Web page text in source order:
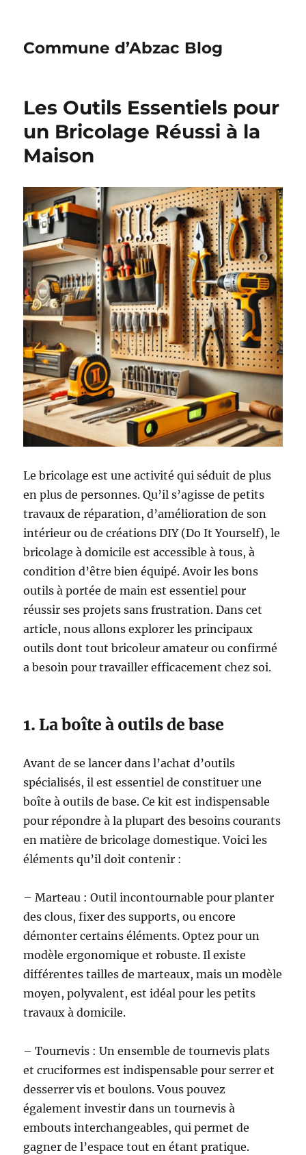
Commune d’Abzac Blog
Les Outils Essentiels pour
un Bricolage Réussi à la
Maison
Le bricolage est une activité qui séduit de plus
en plus de personnes. Qu’il s’agisse de petits
travaux de réparation, d’amélioration de son
intérieur ou de créations DIY (Do It Yourself), le
bricolage à domicile est accessible à tous, à
condition d’être bien équipé. Avoir les bons
outils à portée de main est essentiel pour
réussir ses projets sans frustration. Dans cet
article, nous allons explorer les principaux
outils dont tout bricoleur amateur ou confirmé
a besoin pour travailler efficacement chez soi.
1. La boîte à outils de base
Avant de se lancer dans l’achat d’outils
spécialisés, il est essentiel de constituer une
boîte à outils de base. Ce kit est indispensable
pour répondre à la plupart des besoins courants
en matière de bricolage domestique. Voici les
éléments qu’il doit contenir :
– Marteau : Outil incontournable pour planter
des clous, fixer des supports, ou encore
démonter certains éléments. Optez pour un
modèle ergonomique et robuste. Il existe
différentes tailles de marteaux, mais un modèle
moyen, polyvalent, est idéal pour les petits
travaux à domicile.
– Tournevis : Un ensemble de tournevis plats
et cruciformes est indispensable pour serrer et
desserrer vis et boulons. Vous pouvez
également investir dans un tournevis à
embouts interchangeables, qui permet de
gagner de l’espace tout en étant pratique.